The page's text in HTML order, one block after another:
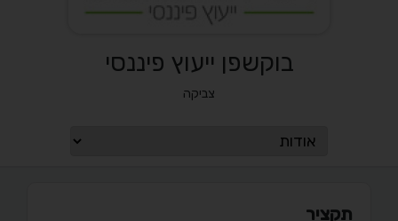
בוקשפן ייעוץ פיננסי
צביקה
תקציר